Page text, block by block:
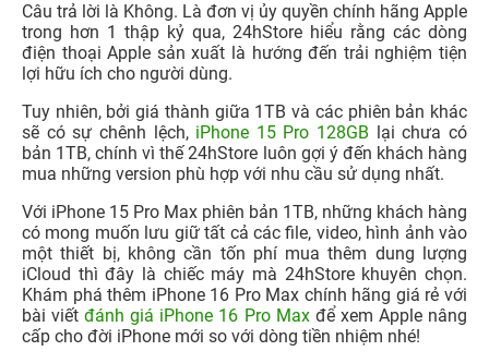
Câu trả lời là Không. Là đơn vị ủy quyền chính hãng Apple
trong hơn 1 thập kỷ qua, 24hStore hiểu rằng các dòng
điện thoại Apple sản xuất là hướng đến trải nghiệm tiện
lợi hữu ích cho người dùng.
Tuy nhiên, bởi giá thành giữa 1TB và các phiên bản khác
sẽ có sự chênh lệch, iPhone 15 Pro 128GB lại chưa có
bản 1TB, chính vì thế 24hStore luôn gợi ý đến khách hàng
mua những version phù hợp với nhu cầu sử dụng nhất.
Với iPhone 15 Pro Max phiên bản 1TB, những khách hàng
có mong muốn lưu giữ tất cả các file, video, hình ảnh vào
một thiết bị, không cần tốn phí mua thêm dung lượng
iCloud thì đây là chiếc máy mà 24hStore khuyên chọn.
Khám phá thêm iPhone 16 Pro Max chính hãng giá rẻ với
bài viếtđánh giá iPhone 16 Pro Maxđể xem Apple nâng
cấp cho đời iPhone mới so với dòng tiền nhiệm nhé!